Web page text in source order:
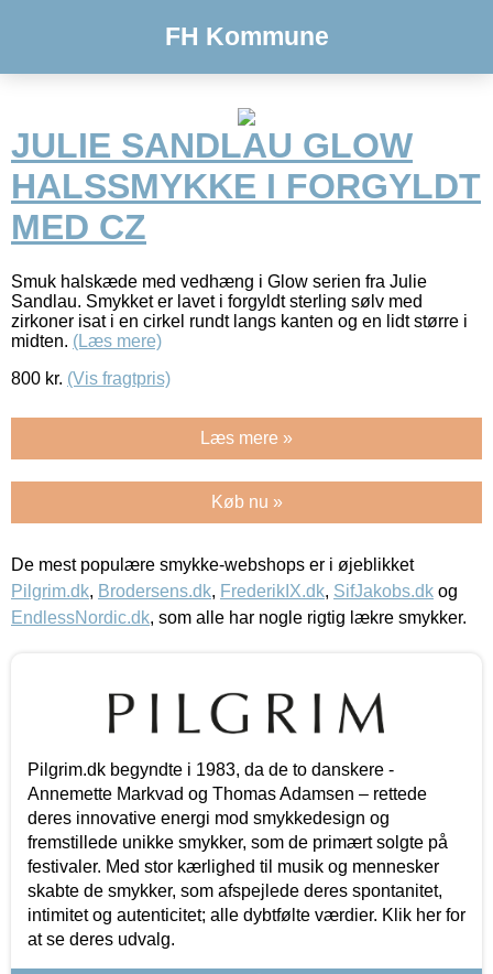
FH Kommune
JULIE SANDLAU GLOW
HALSSMYKKE I FORGYLDT
MED CZ
Smuk halskæde med vedhæng i Glow serien fra Julie
Sandlau. Smykket er lavet i forgyldt sterling sølv med
zirkoner isat i en cirkel rundt langs kanten og en lidt større i
midten. (Læs mere)
800 kr. (Vis fragtpris)
Læs mere »
Køb nu »
De mest populære smykke-webshops er i øjeblikket
Pilgrim.dk, Brodersens.dk, FrederikIX.dk, SifJakobs.dk og
EndlessNordic.dk, som alle har nogle rigtig lækre smykker.
Pilgrim.dk begyndte i 1983, da de to danskere -
Annemette Markvad og Thomas Adamsen – rettede
deres innovative energi mod smykkedesign og
fremstillede unikke smykker, som de primært solgte på
festivaler. Med stor kærlighed til musik og mennesker
skabte de smykker, som afspejlede deres spontanitet,
intimitet og autenticitet; alle dybtfølte værdier. Klik her for
at se deres udvalg.